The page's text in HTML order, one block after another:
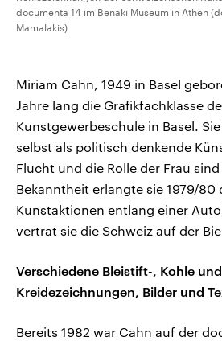
documenta 14 im Benaki Museum in Athen
Mamalakis)
Miriam Cahn, 1949 in Basel
Jahre lang die Grafikfachklasse
Kunstgewerbeschule in Basel.
selbst als politisch denkende
Flucht und die Rolle der Frau
Bekanntheit erlangte sie 1979/80
Kunstaktionen entlang einer
vertrat sie die Schweiz auf der
Verschiedene Bleistift-, Kohle und
Kreidezeichnungen, Bilder und
Bereits 1982 war Cahn auf der